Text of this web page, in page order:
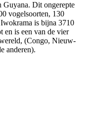
Dit ongerepte
vogelsoorten, 130
is bijna 3710
en is een van de vier
(Congo, Nieuw-
anderen).